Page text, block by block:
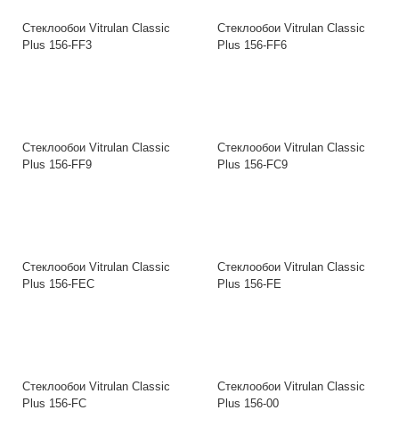
Стеклообои Vitrulan Classic
Plus 156-FF3
Стеклообои Vitrulan Classic
Plus 156-FF6
Стеклообои Vitrulan Classic
Plus 156-FF9
Стеклообои Vitrulan Classic
Plus 156-FC9
Стеклообои Vitrulan Classic
Plus 156-FEC
Стеклообои Vitrulan Classic
Plus 156-FE
Стеклообои Vitrulan Classic
Plus 156-FC
Стеклообои Vitrulan Classic
Plus 156-00